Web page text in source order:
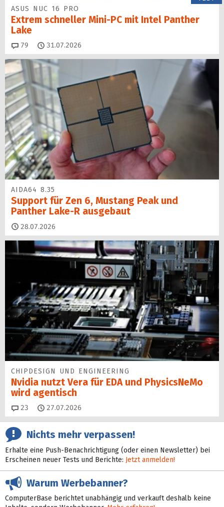
ASUS NUC 16 PRO
Extrem schneller Mini-PC mit Intel Panther
Lake
79 Kommentare
31.07.2026
AIDA64 8.35
Support für Zen 6, Mustang Peak und
Panther Lake-R ausgebaut
28.07.2026
CHIPDESIGN UND ENGINEERING
Nvidia nutzt Vera für EDA und PhysicsNeMo
wird agentisch
23 Kommentare
27.07.2026
Nichts mehr verpassen!
Erhalte eine Push-Benachrichtigung (oder einen Newsletter) bei
Erscheinen neuer Tests und Berichte: Jetzt anmelden!
Warum Werbebanner?
ComputerBase berichtet unabhängig und verkauft deshalb keine